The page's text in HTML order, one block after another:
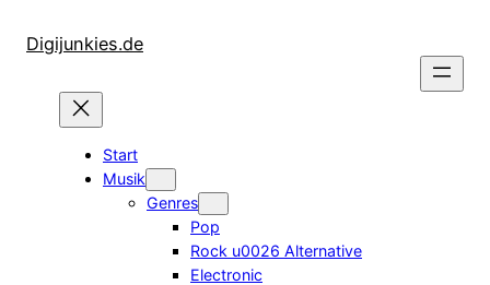
InhaltDigijunkies.de
Start
Musik
Genres
Pop
Rock u0026 Alternative
Electronic